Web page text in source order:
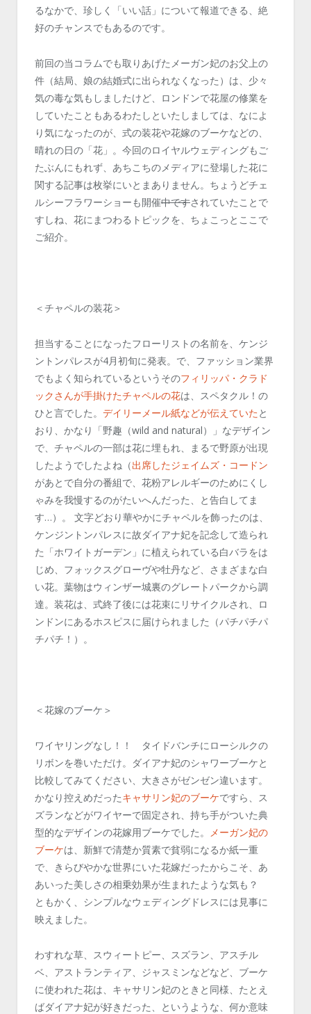
るなかで、珍しく「いい話」について報道できる、絶
好のチャンスでもあるのです。
前回の当コラムでも取りあげたメーガン妃のお父上の
件（結局、娘の結婚式に出られなくなった）は、少々
気の毒な気もしましたけど、ロンドンで花屋の修業を
していたこともあるわたしといたしましては、なによ
り気になったのが、式の装花や花嫁のブーケなどの、
晴れの日の「花」。今回のロイヤルウェディングもご
たぶんにもれず、あちこちのメディアに登場した花に
関する記事は枚挙にいとまありません。ちょうどチェ
ルシーフラワーショーも開催中ですされていたことで
すしね、花にまつわるトピックを、ちょこっとここで
ご紹介。
＜チャペルの装花＞
担当することになったフローリストの名前を、ケンジ
ントンパレスが4月初旬に発表。で、ファッション業界
でもよく知られているというそのフィリッパ・クラド
ックさんが手掛けたチャペルの花は、スペタクル！の
ひと言でした。 デイリーメール紙などが伝えていたと
おり、かなり「野趣（wild and natural）」なデザイン
で、チャペルの一部は花に埋もれ、まるで野原が出現
したようでしたよね（出席したジェイムズ・コードン
があとで自分の番組で、花粉アレルギーのためにくし
ゃみを我慢するのがたいへんだった、と告白してま
す…）。 文字どおり華やかにチャペルを飾ったのは、
ケンジントンパレスに故ダイアナ妃を記念して造られ
た「ホワイトガーデン」に植えられている白バラをは
じめ、フォックスグローヴや牡丹など、さまざまな白
い花。葉物はウィンザー城裏のグレートパークから調
達。装花は、式終了後には花束にリサイクルされ、ロ
ンドンにあるホスピスに届けられました（パチパチパ
チパチ！）。
＜花嫁のブーケ＞
ワイヤリングなし！！ タイドバンチにローシルクの
リボンを巻いただけ。ダイアナ妃のシャワーブーケと
比較してみてください、大きさがゼンゼン違います。
かなり控えめだったキャサリン妃のブーケですら、ス
ズランなどがワイヤーで固定され、持ち手がついた典
型的なデザインの花嫁用ブーケでした。 メーガン妃の
ブーケは、新鮮で清楚か質素で貧弱になるか紙一重
で、きらびやかな世界にいた花嫁だったからこそ、あ
あいった美しさの相乗効果が生まれたような気も？
ともかく、シンプルなウェディングドレスには見事に
映えました。
わすれな草、スウィートピー、スズラン、アスチル
ベ、アストランティア、ジャスミンなどなど、ブーケ
に使われた花は、キャサリン妃のときと同様、たとえ
ばダイアナ妃が好きだった、というような、何か意味